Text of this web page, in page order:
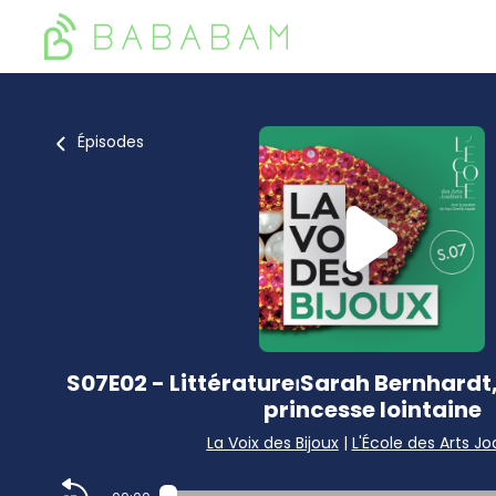
Épisodes
S07E02 - Littérature⏐Sarah
princesse lointaine
La Voix des Bijoux | L'École des Arts